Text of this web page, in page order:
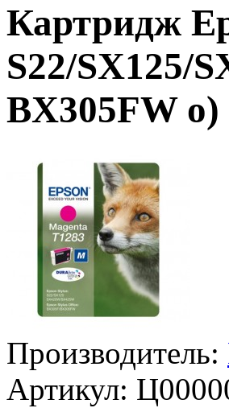
Картридж
S22/SX125/
BX305FW о)
Производитель:
Артикул: